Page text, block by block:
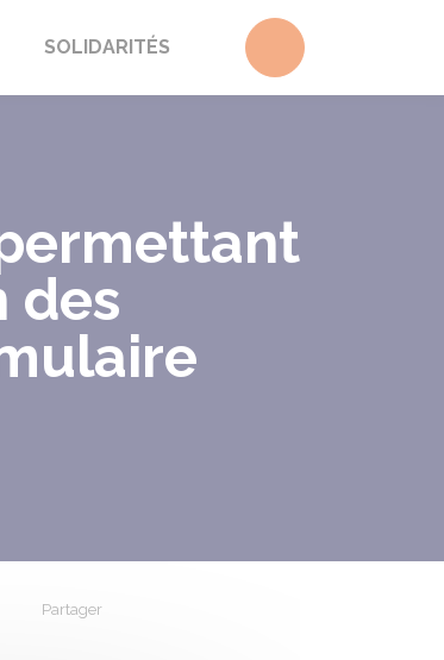
SOLIDARITÉS Accéder au
des
Partager